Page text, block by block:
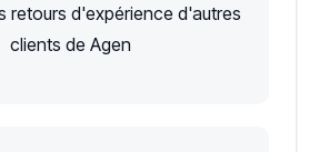
retours d'expérience d'autres
clients de Agen